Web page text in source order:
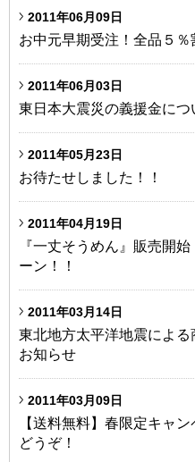
2011年06月09日
お中元早期受注！全品５％
2011年06月03日
東日本大震災の義援金につ
2011年05月23日
お待たせしました！！
2011年04月19日
『一丈そうめん』販売開
ーン！！
2011年03月14日
東北地方太平洋地震によ
お知らせ
2011年03月09日
【送料無料】春限定キャ
どうぞ！